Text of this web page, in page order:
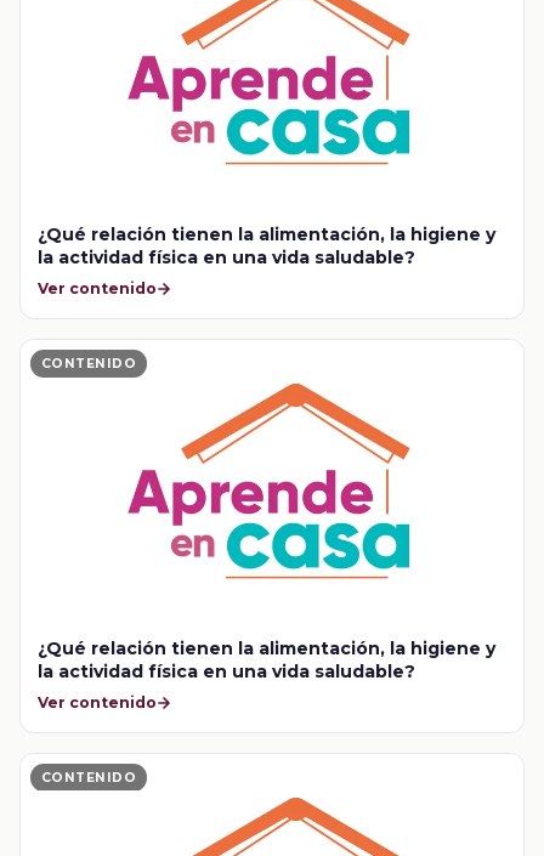
¿Qué relación tienen la alimentación, la higiene y
la actividad física en una vida saludable?
Ver contenido
CONTENIDO
¿Qué relación tienen la alimentación, la higiene y
la actividad física en una vida saludable?
Ver contenido
CONTENIDO